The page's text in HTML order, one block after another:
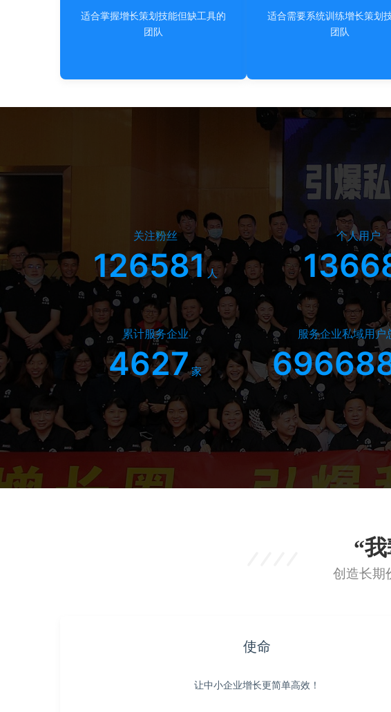
适合掌握增长策划技能但缺工具的
团队
适合需要系统训练增长策划
团队
关注粉丝
126581人
个人用户
累计服务企业
4627家
服务企业私域用户
“
创造长期
使命
让中小企业增长更简单高效！